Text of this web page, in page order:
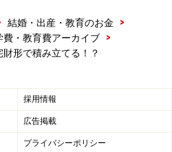
結婚・出産・教育のお金
>
費・教育費アーカイブ
>
形で積み立てる！？
採用情報
広告掲載
プライバシーポリシー